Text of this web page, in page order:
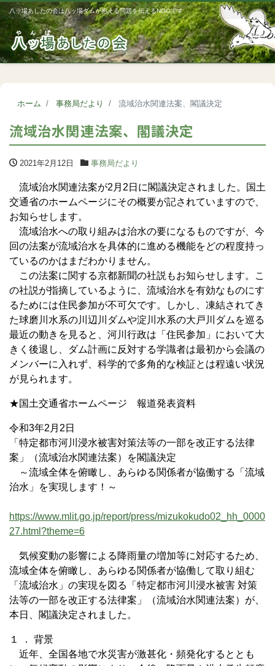
八ッ場あしたの会は八ッ場ダムが抱える問題を伝えるNGOです
ホーム 事務局だより 流域治水関連法案、閣議決定
流域治水関連法案、閣議決定
2021年2月12日 事務局だより
流域治水関連法案が2月2日に閣議決定されました。国土
交通省のホームページにその概要が記されていますので、
お知らせします。
流域治水への取り組みは治水の要になるものですが、今
回の法案が流域治水を具体的に進める機能をどの程度持っ
ているのかはまだわかりません。
この法案に関する京都新聞の社説もお知らせします。こ
の社説が指摘しているように、流域治水を有効なものにす
るためには住民参加が不可欠です。しかし、凍結されてき
た球磨川水系の川辺川ダムや淀川水系の大戸川ダムを巡る
最近の動きを見ると、河川行政は「住民参加」において大
きく後退し、ダム計画に反対する学識者は最初から会議の
メンバーに入れず、科学的で多角的な検証とは程遠い状況
が見られます。
★国土交通省ホームページ 報道発表資料
令和3年2月2日
「特定都市河川浸水被害対策法等の一部を改正する法律
案」（流域治水関連法案）を閣議決定
～流域全体を俯瞰し、あらゆる関係者が協働する「流域
治水」を実現します！～
https://www.mlit.go.jp/report/press/mizukokudo02_hh_0000
27.html?theme=6
気候変動の影響による降雨量の増加等に対応するため、
流域全体を俯瞰し、あらゆる関係者が協働して取り組む
「流域治水」の実現を図る「特定都市河川浸水被害 対策
法等の一部を改正する法律案」（流域治水関連法案）が、
本日、閣議決定されました。
１ ． 背景
近年、全国各地で水災害が激甚化・頻発化するととも